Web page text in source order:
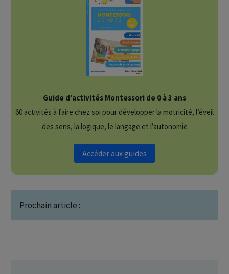
Guide d’activités Montessori de 0 à 3 ans
60 activités à faire chez soi pour développer la motricité, l’éveil
des sens, la logique, le langage et l’autonomie
Accéder aux guides
Prochain article :